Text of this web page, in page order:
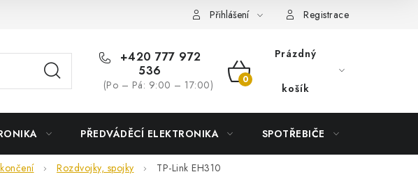
Přihlášení Registrace
+420 777 972
536
(Po – Pá: 9:00 – 17:00)
NÁKUPNÍ
Prázdný
košík
PŘEDVÁDĚCÍ ELEKTRONIKA SPOTŘEBIČE
Rozdvojky, spojky TP-Link EH310